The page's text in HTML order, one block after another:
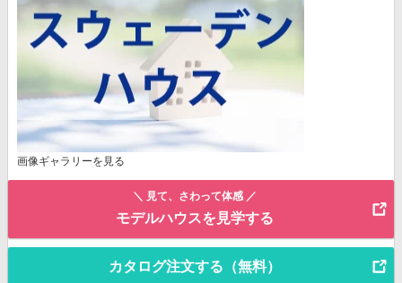
画像ギャラリーを見る
＼ 見て、さわって体感 ／
モデルハウスを見学する
カタログ注文する（無料）